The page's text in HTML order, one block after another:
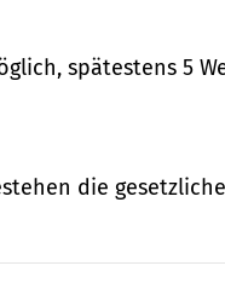
spätestens 5
die